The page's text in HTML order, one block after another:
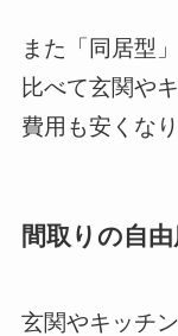
また「同居型
比べて玄関や
費用も安くなり
間取りの自
玄関やキッチ